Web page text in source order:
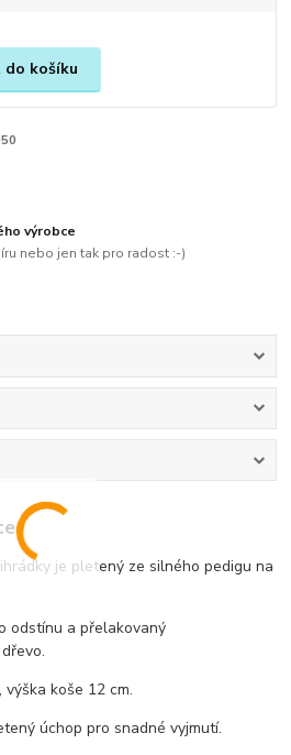
do košíku
výrobce
nebo jen tak pro radost :-)
je pletený ze silného pedigu na
odstínu a přelakovaný
výška koše 12 cm.
úchop pro snadné vyjmutí.